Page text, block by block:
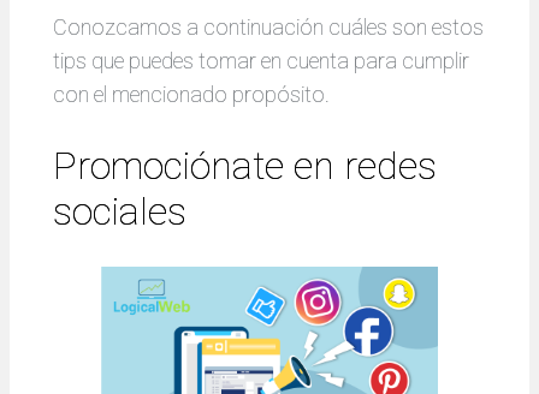
Conozcamos a continuación cuáles son estos
tips que puedes tomar en cuenta para cumplir
con el mencionado propósito.
Promociónate en redes
sociales